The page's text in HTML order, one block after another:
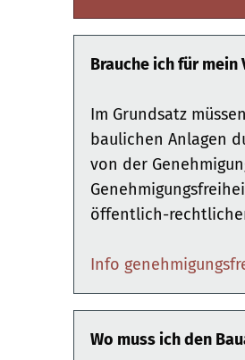
Brauche ich für mein
Im Grundsatz
baulichen Anlagen
von der
öffentlich-
Info
Wo muss ich den